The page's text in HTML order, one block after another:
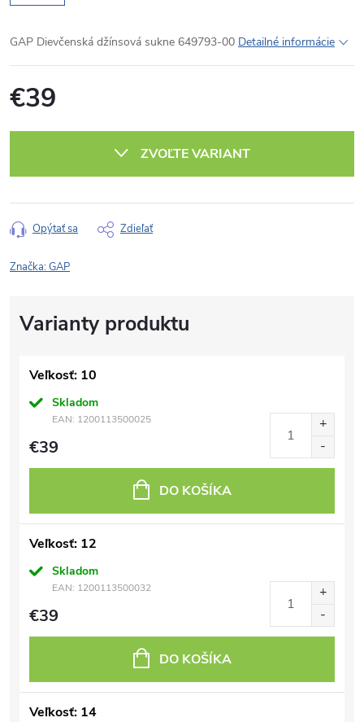
GAP Dievčenská džínsová sukne 649793-00 Detailné informácie
€39
ZVOĽTE VARIANT
Opýtať sa Zdieľať
Značka:GAP
Veľkosť: 10
Skladom
EAN: 1200113500025
€39
DO KOŠÍKA
Veľkosť: 12
Skladom
EAN: 1200113500032
€39
DO KOŠÍKA
Veľkosť: 14